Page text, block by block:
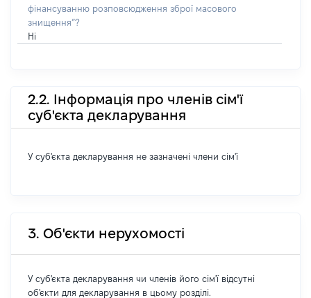
фінансуванню розповсюдження зброї масового
знищення”?
Ні
2.2. Інформація про членів сім'ї
суб'єкта декларування
У суб'єкта декларування не зазначені члени сім'ї
3. Об'єкти нерухомості
У суб'єкта декларування чи членів його сім'ї відсутні
об'єкти для декларування в цьому розділі.